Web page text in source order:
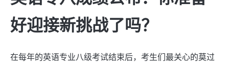
好迎接新挑战了吗？
在每年的英语专业八级考试结束后，考生们最关心的莫过